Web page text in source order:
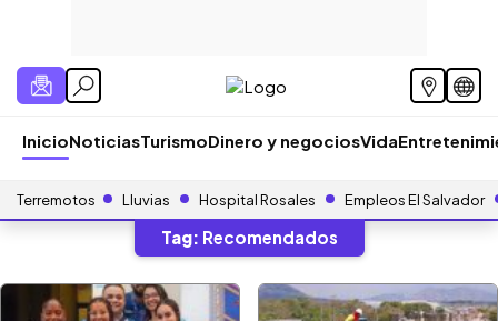
InicioNoticiasTurismoDinero y negociosVida
Terremotos Lluvias Hospital Rosales Empleos El Salvador
Tag: Recomendados